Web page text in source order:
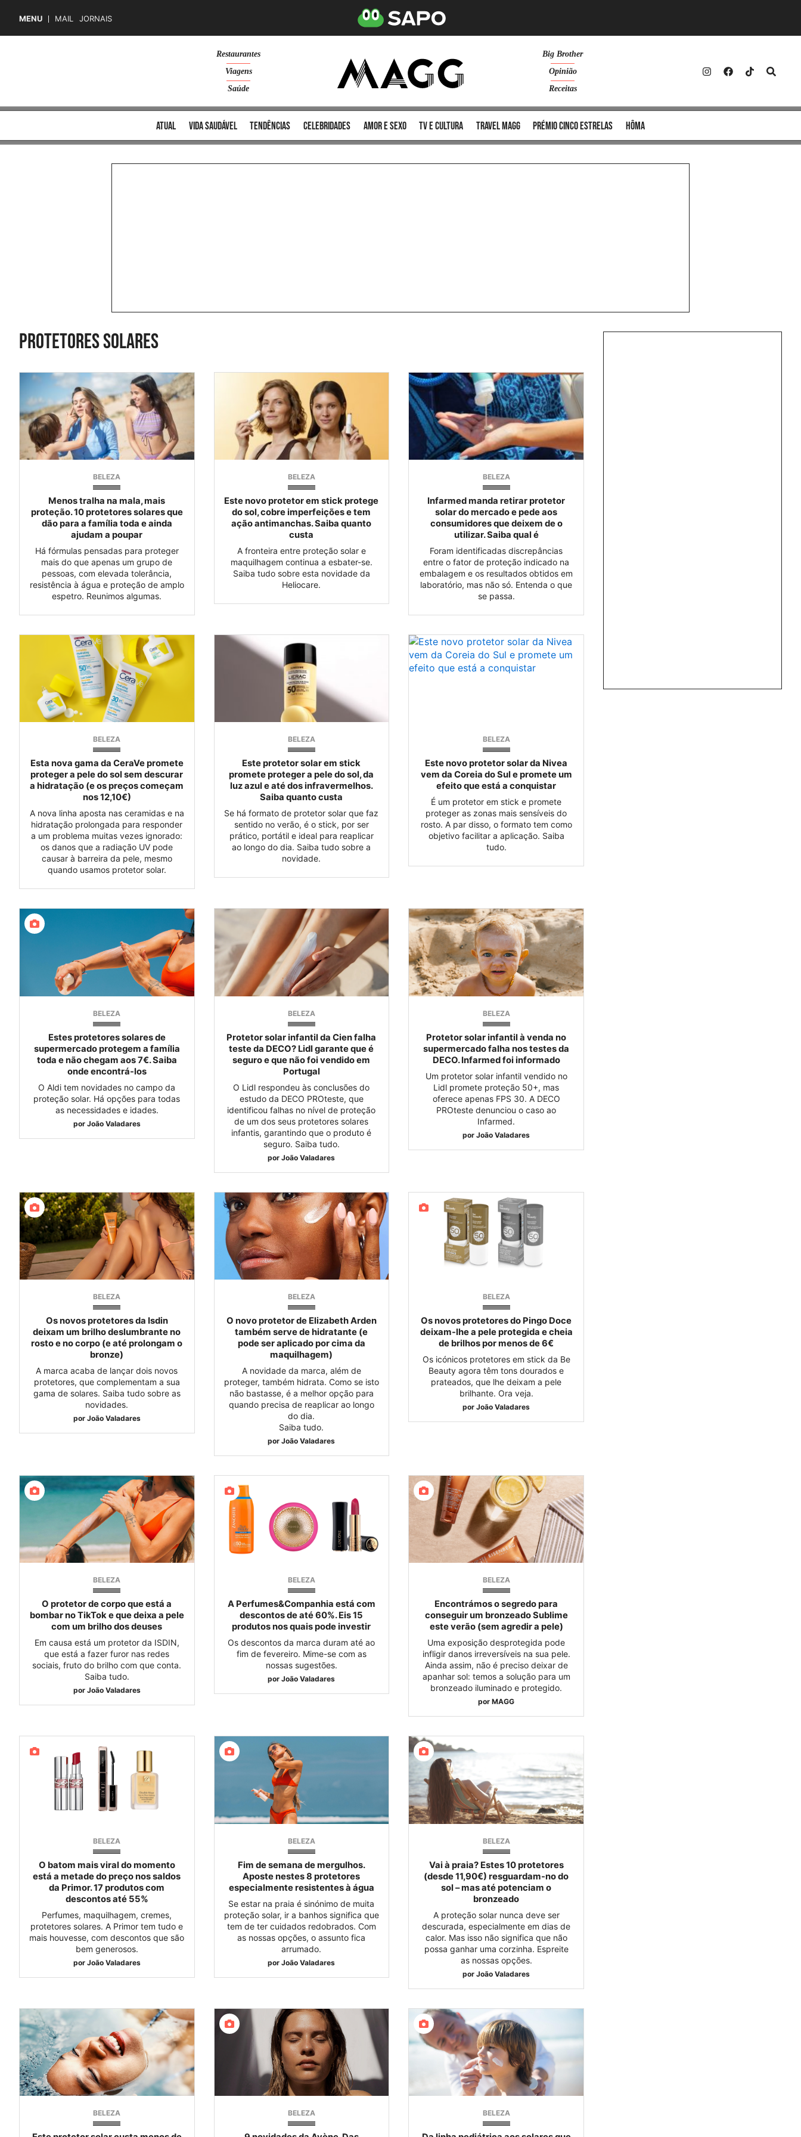
MENU MAIL JORNAIS
Restaurantes
Viagens
Saúde
Big Brother
Opinião
Receitas
atual vida saudável tendências celebridades amor e sexo TV e cultura Travel MAGG Prémio Cinco Estrelas Hôma
protetores solares
BELEZA
Menos tralha na mala, mais
proteção. 10 protetores solares que
dão para a família toda e ainda
ajudam a poupar
Há fórmulas pensadas para proteger
mais do que apenas um grupo de
pessoas, com elevada tolerância,
resistência à água e proteção de amplo
espetro. Reunimos algumas.
BELEZA
Este novo protetor em stick protege
do sol, cobre imperfeições e tem
ação antimanchas. Saiba quanto
custa
A fronteira entre proteção solar e
maquilhagem continua a esbater-se.
Saiba tudo sobre esta novidade da
Heliocare.
BELEZA
Infarmed manda retirar protetor
solar do mercado e pede aos
consumidores que deixem de o
utilizar. Saiba qual é
Foram identificadas discrepâncias
entre o fator de proteção indicado na
embalagem e os resultados obtidos em
laboratório, mas não só. Entenda o que
se passa.
BELEZA
Esta nova gama da CeraVe promete
proteger a pele do sol sem descurar
a hidratação (e os preços começam
nos 12,10€)
A nova linha aposta nas ceramidas e na
hidratação prolongada para responder
a um problema muitas vezes ignorado:
os danos que a radiação UV pode
causar à barreira da pele, mesmo
quando usamos protetor solar.
BELEZA
Este protetor solar em stick
promete proteger a pele do sol, da
luz azul e até dos infravermelhos.
Saiba quanto custa
Se há formato de protetor solar que faz
sentido no verão, é o stick, por ser
prático, portátil e ideal para reaplicar
ao longo do dia. Saiba tudo sobre a
novidade.
BELEZA
Este novo protetor solar da Nivea
vem da Coreia do Sul e promete um
efeito que está a conquistar
É um protetor em stick e promete
proteger as zonas mais sensíveis do
rosto. A par disso, o formato tem como
objetivo facilitar a aplicação. Saiba
tudo.
BELEZA
Estes protetores solares de
supermercado protegem a família
toda e não chegam aos 7€. Saiba
onde encontrá-los
O Aldi tem novidades no campo da
proteção solar. Há opções para todas
as necessidades e idades.
por João Valadares
BELEZA
Protetor solar infantil da Cien falha
teste da DECO? Lidl garante que é
seguro e que não foi vendido em
Portugal
O Lidl respondeu às conclusões do
estudo da DECO PROteste, que
identificou falhas no nível de proteção
de um dos seus protetores solares
infantis, garantindo que o produto é
seguro. Saiba tudo.
por João Valadares
BELEZA
Protetor solar infantil à venda no
supermercado falha nos testes da
DECO. Infarmed foi informado
Um protetor solar infantil vendido no
Lidl promete proteção 50+, mas
oferece apenas FPS 30. A DECO
PROteste denunciou o caso ao
Infarmed.
por João Valadares
BELEZA
Os novos protetores da Isdin
deixam um brilho deslumbrante no
rosto e no corpo (e até prolongam o
bronze)
A marca acaba de lançar dois novos
protetores, que complementam a sua
gama de solares. Saiba tudo sobre as
novidades.
por João Valadares
BELEZA
O novo protetor de Elizabeth Arden
também serve de hidratante (e
pode ser aplicado por cima da
maquilhagem)
A novidade da marca, além de
proteger, também hidrata. Como se isto
não bastasse, é a melhor opção para
quando precisa de reaplicar ao longo
do dia.
Saiba tudo.
por João Valadares
BELEZA
Os novos protetores do Pingo Doce
deixam-lhe a pele protegida e cheia
de brilhos por menos de 6€
Os icónicos protetores em stick da Be
Beauty agora têm tons dourados e
prateados, que lhe deixam a pele
brilhante. Ora veja.
por João Valadares
BELEZA
O protetor de corpo que está a
bombar no TikTok e que deixa a pele
com um brilho dos deuses
Em causa está um protetor da ISDIN,
que está a fazer furor nas redes
sociais, fruto do brilho com que conta.
Saiba tudo.
por João Valadares
BELEZA
A Perfumes&Companhia está com
descontos de até 60%. Eis 15
produtos nos quais pode investir
Os descontos da marca duram até ao
fim de fevereiro. Mime-se com as
nossas sugestões.
por João Valadares
BELEZA
Encontrámos o segredo para
conseguir um bronzeado Sublime
este verão (sem agredir a pele)
Uma exposição desprotegida pode
infligir danos irreversíveis na sua pele.
Ainda assim, não é preciso deixar de
apanhar sol: temos a solução para um
bronzeado iluminado e protegido.
por MAGG
BELEZA
O batom mais viral do momento
está a metade do preço nos saldos
da Primor. 17 produtos com
descontos até 55%
Perfumes, maquilhagem, cremes,
protetores solares. A Primor tem tudo e
mais houvesse, com descontos que são
bem generosos.
por João Valadares
BELEZA
Fim de semana de mergulhos.
Aposte nestes 8 protetores
especialmente resistentes à água
Se estar na praia é sinónimo de muita
proteção solar, ir a banhos significa que
tem de ter cuidados redobrados. Com
as nossas opções, o assunto fica
arrumado.
por João Valadares
BELEZA
Vai à praia? Estes 10 protetores
(desde 11,90€) resguardam-no do
sol – mas até potenciam o
bronzeado
A proteção solar nunca deve ser
descurada, especialmente em dias de
calor. Mas isso não significa que não
possa ganhar uma corzinha. Espreite
as nossas opções.
por João Valadares
BELEZA BELEZA BELEZA